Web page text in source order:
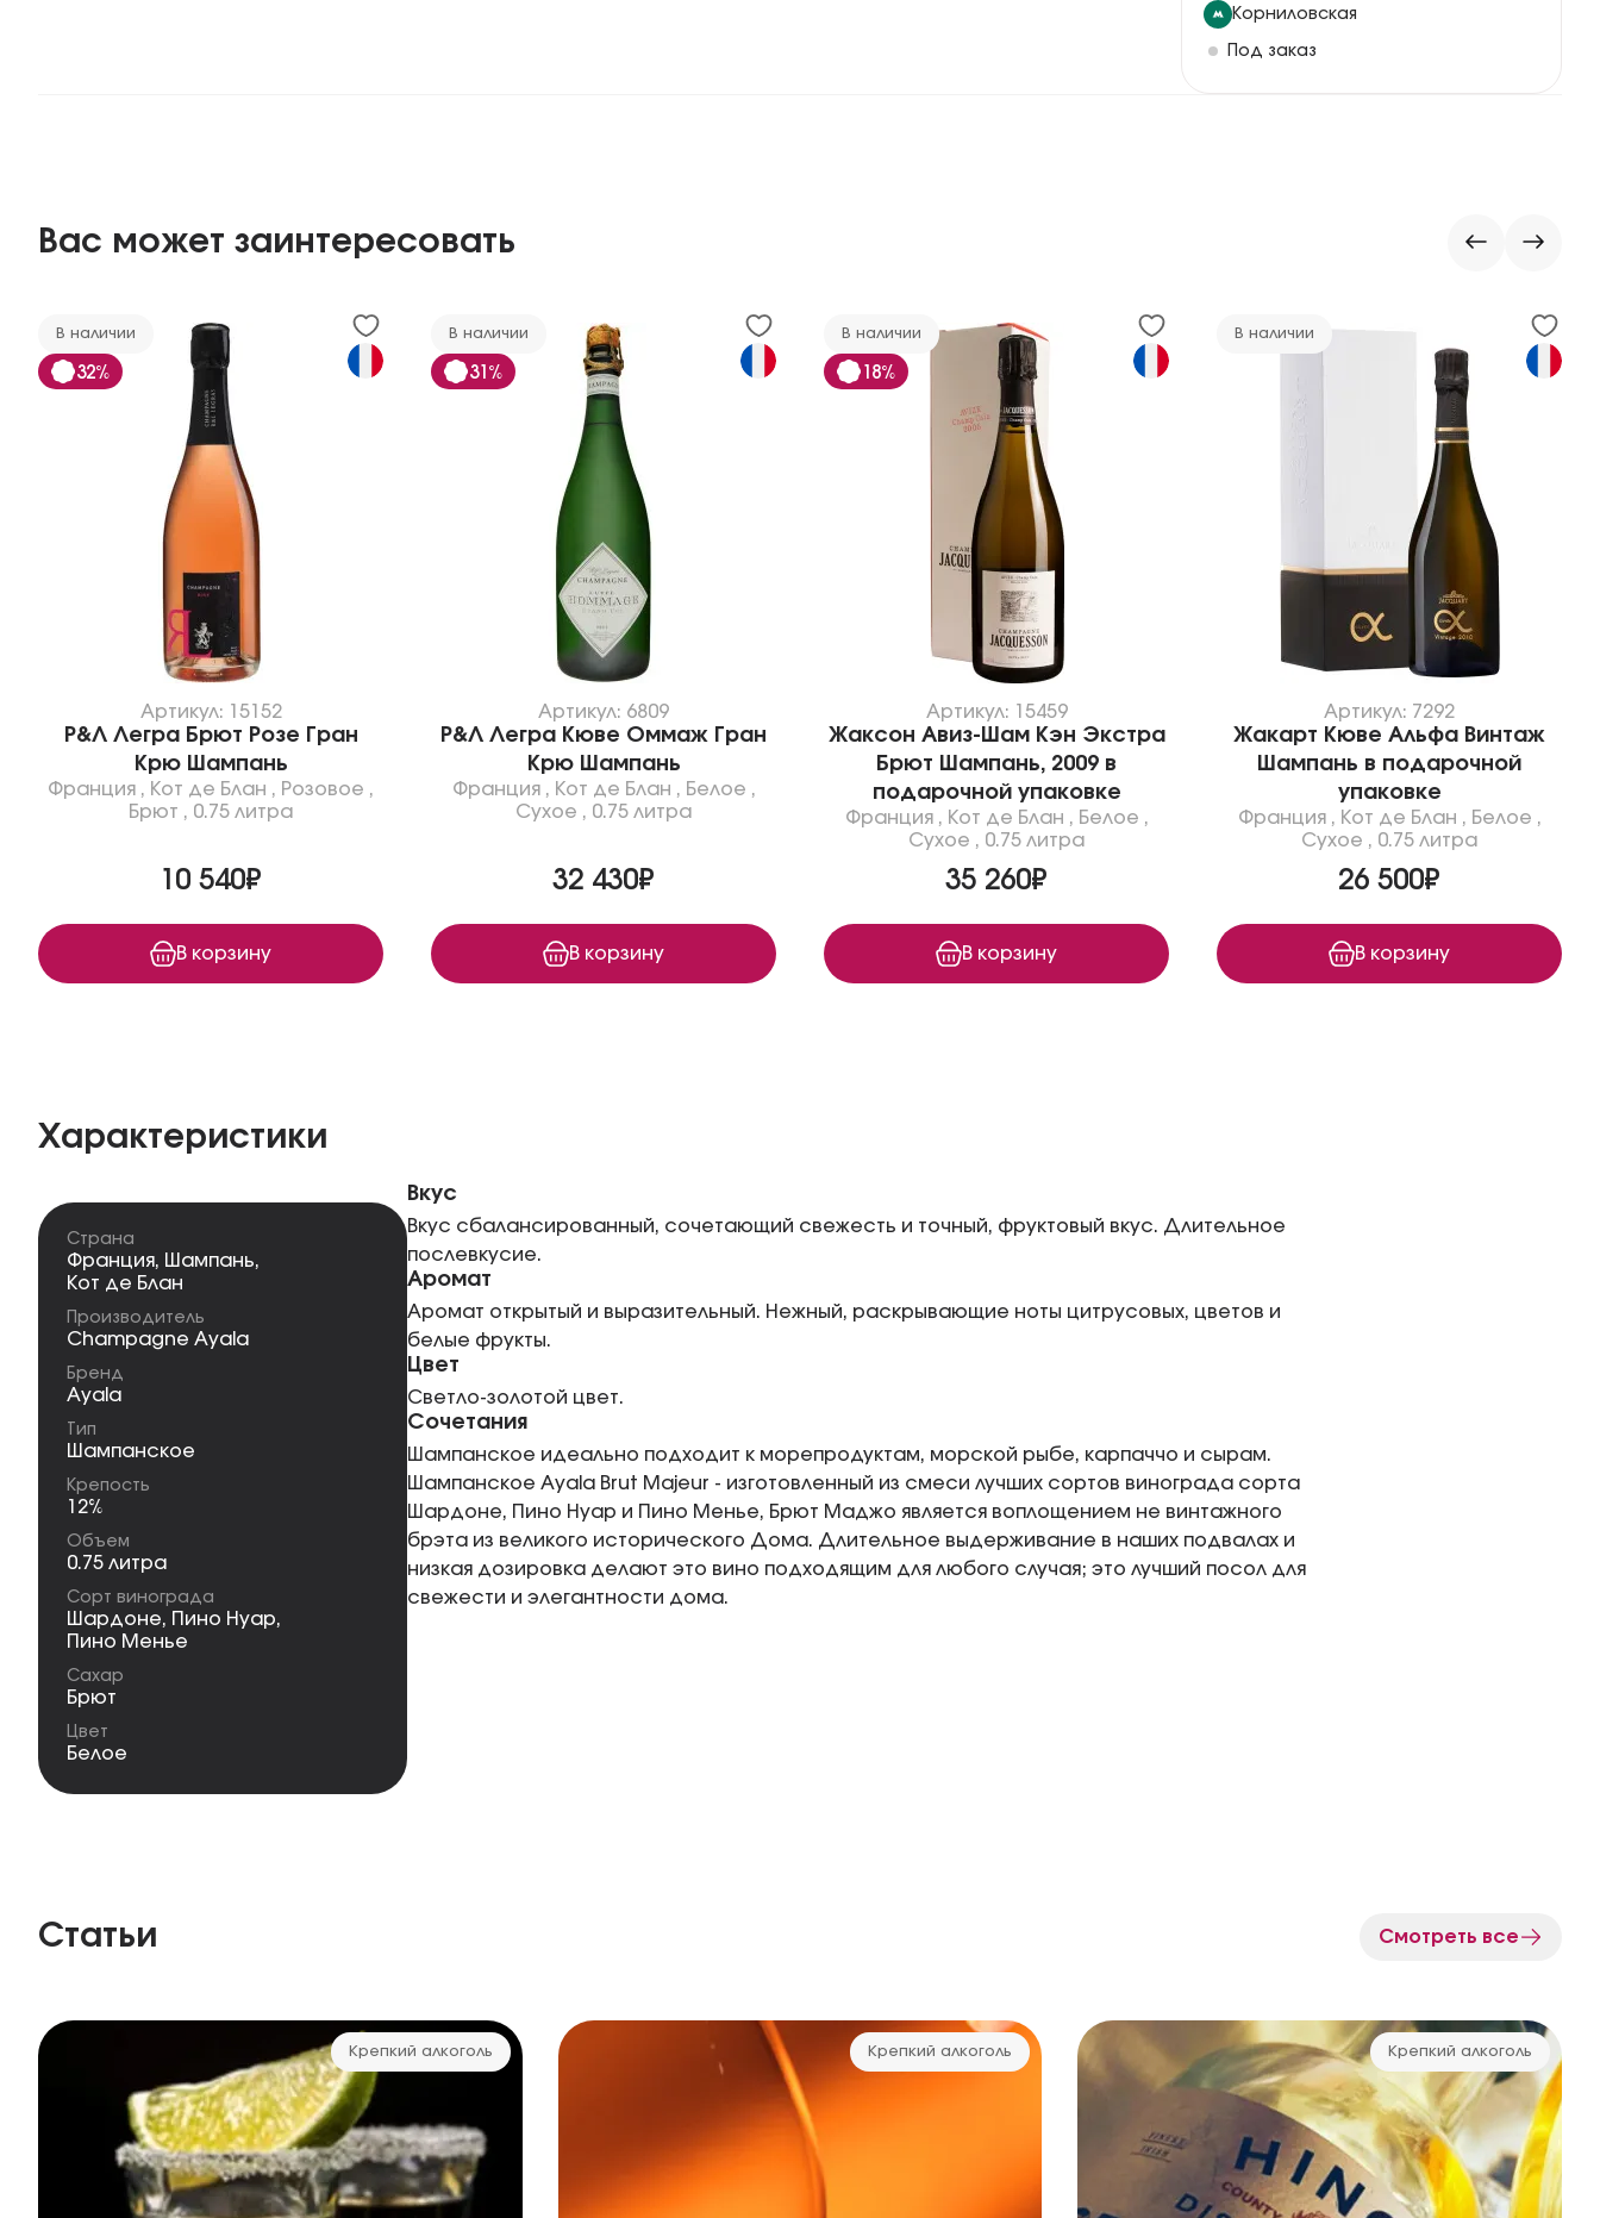
Корниловская
Под заказ
Вас может заинтересовать
В наличии
32%
Артикул: 15152
Р&Л Легра Брют Розе Гран
Крю Шампань
Франция , Кот де Блан , Розовое ,
Брют , 0.75 литра
10 540₽
В корзину
В наличии
31%
Артикул: 6809
Р&Л Легра Кюве Оммаж Гран
Крю Шампань
Франция, Кот де Блан , Белое ,
Сухое , 0.75 литра
32 430₽
В корзину
В наличии
18%
Артикул: 15459
Жаксон Авиз-Шам Кэн Экстра
Брют Шампань, 2009 в
подарочной упаковке
Франция, Кот де Блан , Белое ,
Сухое , 0.75 литра
35 260₽
В корзину
В наличии
Артикул: 7292
Жакарт Кюве Альфа Винтаж
Шампань в подарочной
упаковке
Франция, Кот де Блан , Белое ,
Сухое , 0.75 литра
26 500₽
В корзину
Характеристики
Страна
Франция, Шампань,
Кот де Блан
Производитель
Champagne Ayala
Бренд
Ayala
Тип
Шампанское
Крепость
12%
Объем
0.75 литра
Сорт винограда
Шардоне, Пино Нуар,
Пино Менье
Сахар
Брют
Цвет
Белое
Вкус
Вкус сбалансированный, сочетающий свежесть и точный, фруктовый вкус. Длительное
послевкусие.
Аромат
Аромат открытый и выразительный. Нежный, раскрывающие ноты цитрусовых, цветов и
белые фрукты.
Цвет
Светло-золотой цвет.
Сочетания
Шампанское идеально подходит к морепродуктам, морской рыбе, карпаччо и сырам.
Шампанское Ayala Brut Majeur - изготовленный из смеси лучших сортов винограда сорта
Шардоне, Пино Нуар и Пино Менье, Брют Маджо является воплощением не винтажного
брэта из великого исторического Дома. Длительное выдерживание в наших подвалах и
низкая дозировка делают это вино подходящим для любого случая; это лучший посол для
свежести и элегантности дома.
Статьи Смотреть все
Крепкий алкоголь Крепкий алкоголь Крепкий алкоголь